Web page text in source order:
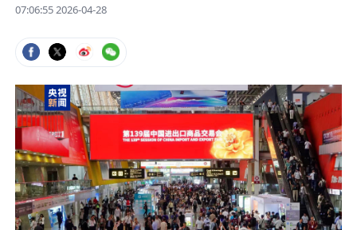
07:06:55 2026-04-28